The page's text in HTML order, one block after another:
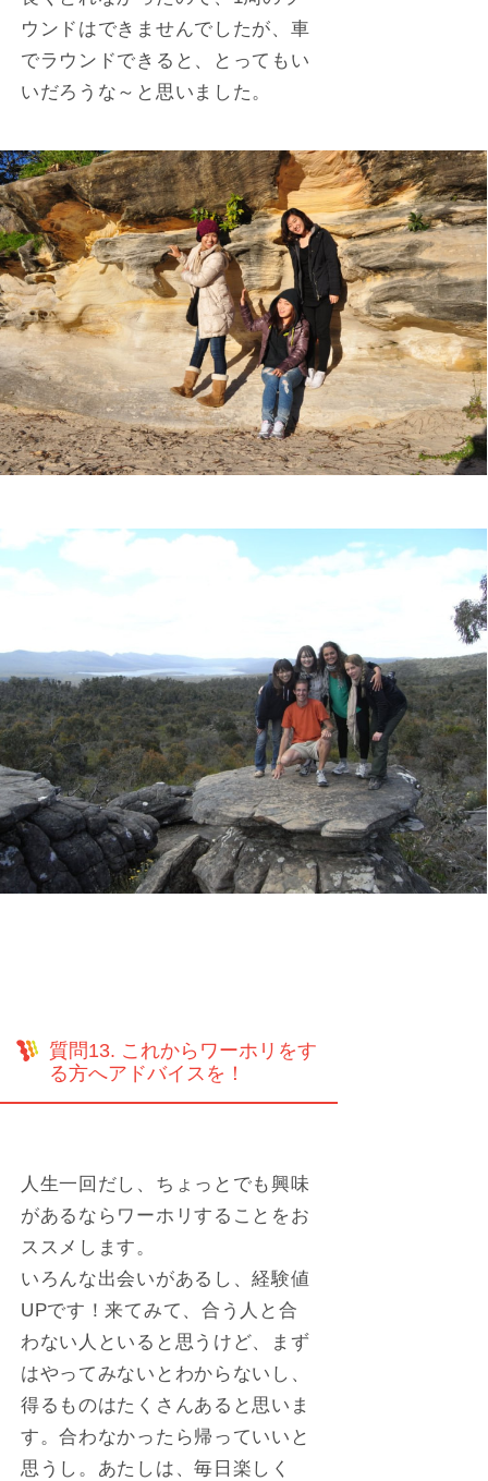
ウンドはできませんでしたが、車
でラウンドできると、とってもい
いだろうな～と思いました。
質問13. これからワーホリをす
る方へアドバイスを！
人生一回だし、ちょっとでも興味
があるならワーホリすることをお
ススメします。
いろんな出会いがあるし、経験値
UPです！来てみて、合う人と合
わない人といると思うけど、まず
はやってみないとわからないし、
得るものはたくさんあると思いま
す。合わなかったら帰っていいと
思うし。あたしは、毎日楽しく